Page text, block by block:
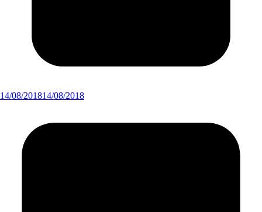
14/08/201814/08/2018